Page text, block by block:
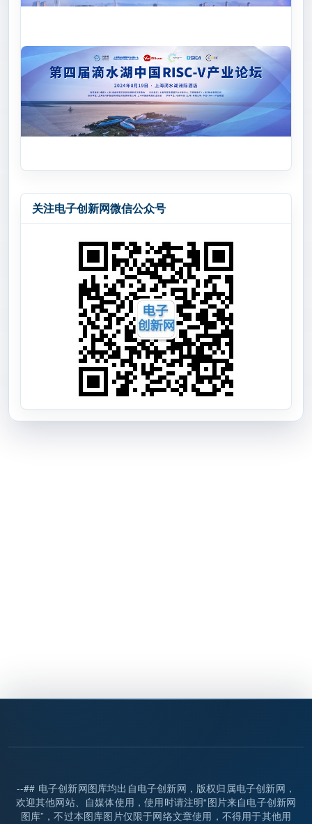
关注电子创新网微信公众号
--## 电子创新网图库均出自电子创新网，版权归属电子创新网，
欢迎其他网站、自媒体使用，使用时请注明“图片来自电子创新网
图库”，不过本图库图片仅限于网络文章使用，不得用于其他用